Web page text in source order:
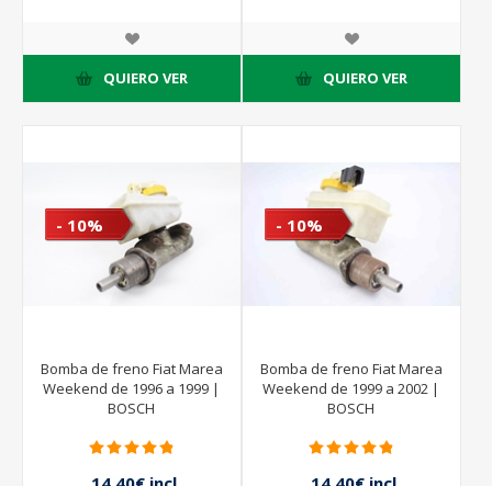
impuestos
QUIERO VER
impuestos
QUIERO VER
- 10%
Bomba de freno Fiat Marea
Weekend de 1996 a 1999 |
BOSCH
- 10%
Bomba de freno Fiat Marea
Weekend de 1999 a 2002 |
BOSCH